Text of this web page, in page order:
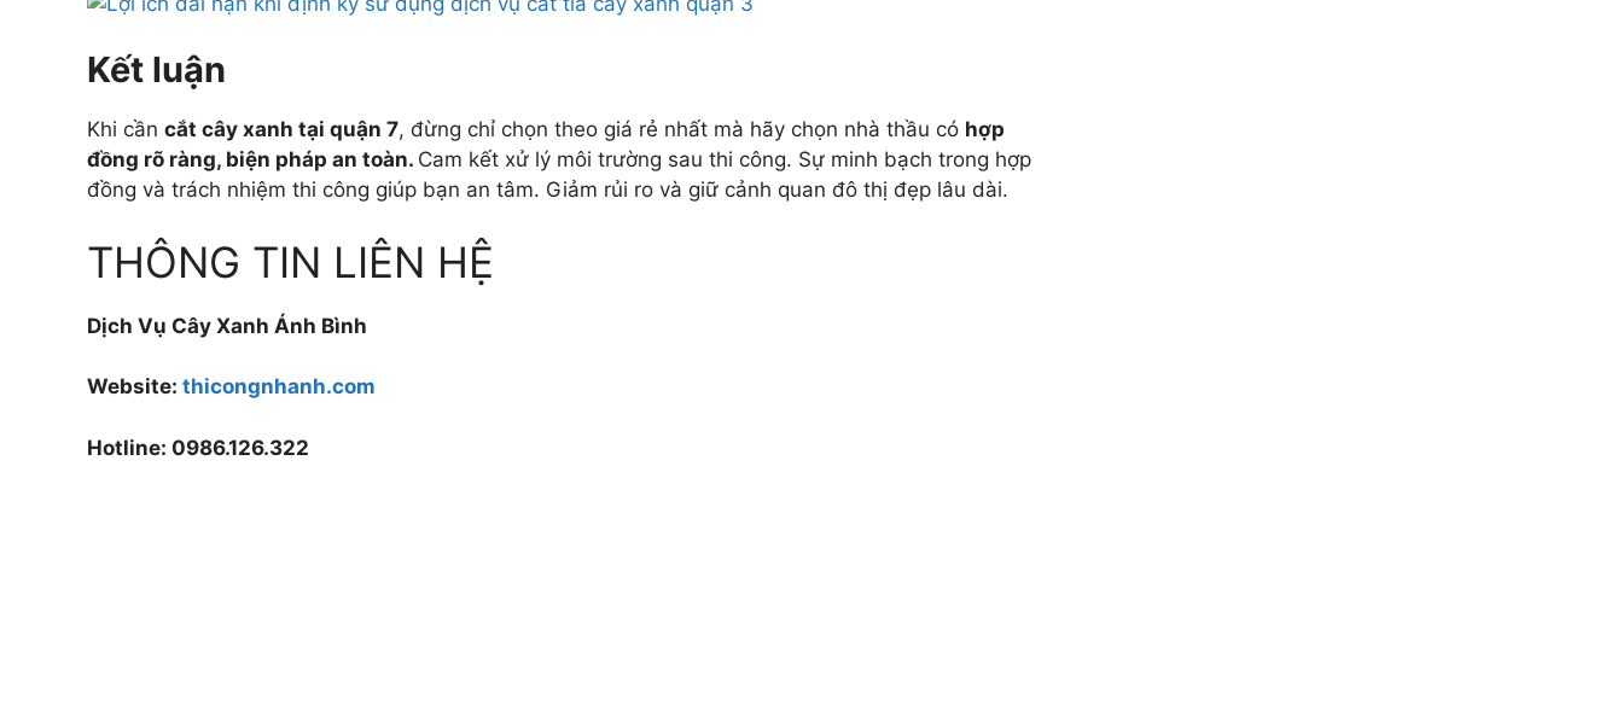
Kết luận
Khi cần cắt cây xanh tại quận 7, đừng chỉ chọn theo giá rẻ nhất mà hãy chọn nhà thầu có hợp
đồng rõ ràng, biện pháp an toàn. Cam kết xử lý môi trường sau thi công. Sự minh bạch trong hợp
đồng và trách nhiệm thi công giúp bạn an tâm. Giảm rủi ro và giữ cảnh quan đô thị đẹp lâu dài.
THÔNG TIN LIÊN HỆ
Dịch Vụ Cây Xanh Ánh Bình
Website: thicongnhanh.com
Hotline: 0986.126.322